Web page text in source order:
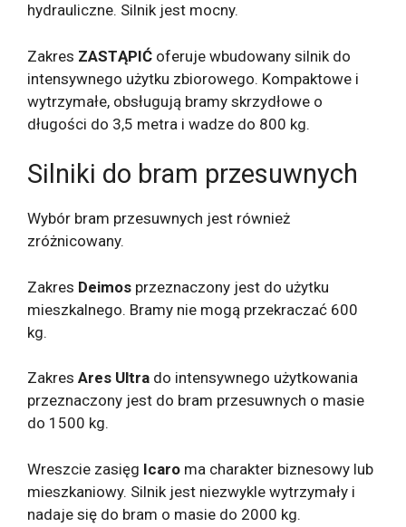
hydrauliczne. Silnik jest mocny.
Zakres ZASTĄPIĆ oferuje wbudowany silnik do
intensywnego użytku zbiorowego. Kompaktowe i
wytrzymałe, obsługują bramy skrzydłowe o
długości do 3,5 metra i wadze do 800 kg.
Silniki do bram przesuwnych
Wybór bram przesuwnych jest również
zróżnicowany.
Zakres Deimos przeznaczony jest do użytku
mieszkalnego. Bramy nie mogą przekraczać 600
kg.
Zakres Ares Ultra do intensywnego użytkowania
przeznaczony jest do bram przesuwnych o masie
do 1500 kg.
Wreszcie zasięg Icaro ma charakter biznesowy lub
mieszkaniowy. Silnik jest niezwykle wytrzymały i
nadaje się do bram o masie do 2000 kg.